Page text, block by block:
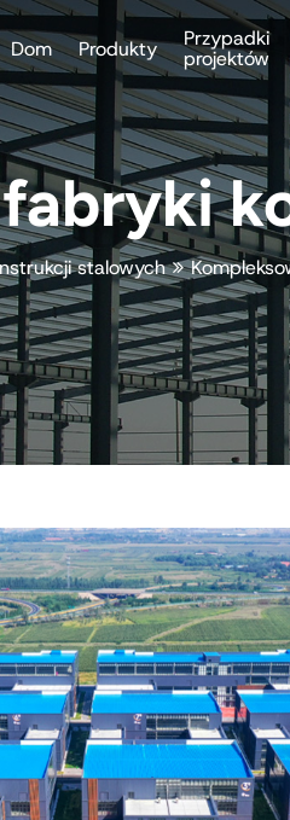
Dom Produkty
Przypadki
projektów
stalowych